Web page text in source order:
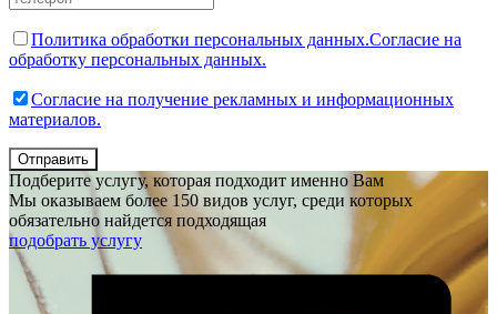
Политика обработки персональных данных.Согласие на
обработку персональных данных.
Согласие на получение рекламных и информационных
материалов.
Отправить
Подберите услугу, которая подходит именно Вам
Мы оказываем более 150 видов услуг, среди которых
обязательно найдется подходящая
подобрать услугу